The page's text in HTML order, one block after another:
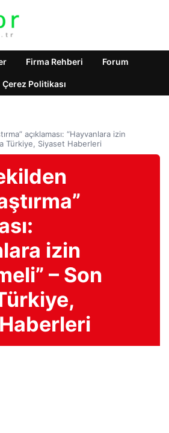
Firma Rehberi Forum
Çerez Politikası
açıklaması: “Hayvanlara izin
Türkiye, Siyaset Haberleri
izin
– Son